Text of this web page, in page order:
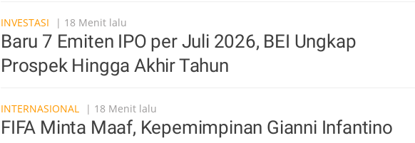
INVESTASI | 18 Menit lalu
Baru 7 Emiten IPO per Juli 2026, BEI Ungkap
Prospek Hingga Akhir Tahun
INTERNASIONAL | 18 Menit lalu
FIFA Minta Maaf, Kepemimpinan Gianni Infantino